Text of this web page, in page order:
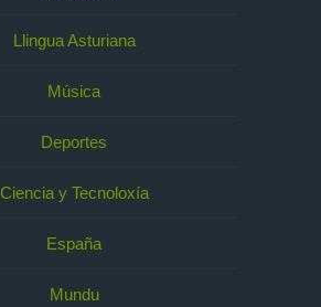
Llingua Asturiana
Música
Deportes
Ciencia y Tecnoloxía
España
Mundu